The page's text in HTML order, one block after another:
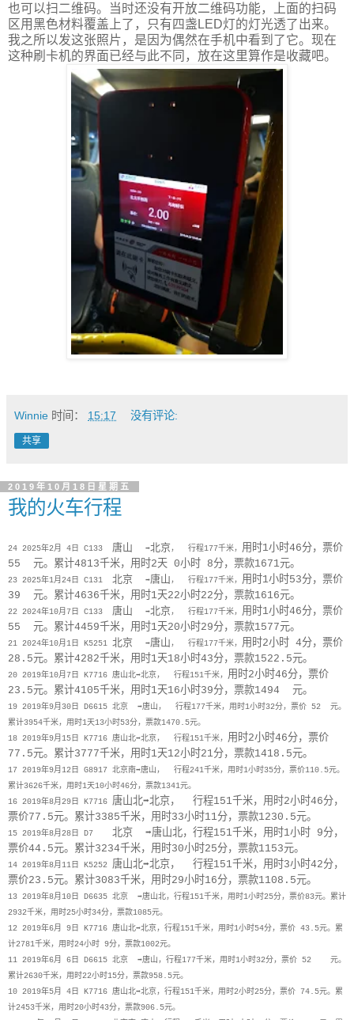
也可以扫二维码。当时还没有开放二维码功能，上面的扫码
区用黑色材料覆盖上了，只有四盏LED灯的灯光透了出来。
我之所以发这张照片，是因为偶然在手机中看到了它。现在
这种刷卡机的界面已经与此不同，放在这里算作是收藏吧。
Winnie 时间： 15:17 没有评论:
共享
2019年10月18日星期五
我的火车行程
24 2025年2月 4日 C133 唐山 ➡北京， 行程177千米， 用时1小时46分，票价
55 元。累计4813千米，用时2天 0小时 8分，票款1671元。
23 2025年1月24日 C131 北京 ➡唐山， 行程177千米， 用时1小时53分，票价
39 元。累计4636千米，用时1天22小时22分，票款1616元。
22 2024年10月7日 C133 唐山 ➡北京， 行程177千米， 用时1小时46分，票价
55 元。累计4459千米，用时1天20小时29分，票款1577元。
21 2024年10月1日 K5251 北京 ➡唐山， 行程177千米， 用时2小时 4分，票价
28.5元。累计4282千米，用时1天18小时43分，票款1522.5元。
20 2019年10月7日 K7716 唐山北➡北京， 行程151千米， 用时2小时46分，票价
23.5元。累计4105千米，用时1天16小时39分，票款1494 元。
19 2019年9月30日 D6615 北京 ➡唐山， 行程177千米，用时1小时32分，票价 52 元。
累计3954千米，用时1天13小时53分，票款1470.5元。
18 2019年9月15日 K7716 唐山北➡北京， 行程151千米， 用时2小时46分，票价
77.5元。累计3777千米，用时1天12小时21分，票款1418.5元。
17 2019年9月12日 G8917 北京南➡唐山， 行程241千米，用时1小时35分，票价110.5元。
累计3626千米，用时1天10小时46分，票款1341元。
16 2019年8月29日 K7716 唐山北➡北京， 行程151千米，用时2小时46分，
票价77.5元。累计3385千米，用时33小时11分，票款1230.5元。
15 2019年8月28日 D7 北京 ➡唐山北，行程151千米，用时1小时 9分，
票价44.5元。累计3234千米，用时30小时25分，票款1153元。
14 2019年8月11日 K5252 唐山北➡北京， 行程151千米，用时3小时42分，
票价23.5元。累计3083千米，用时29小时16分，票款1108.5元。
13 2019年8月10日 D6635 北京 ➡唐山北，行程151千米，用时1小时25分，票价83元。累计
2932千米，用时25小时34分，票款1085元。
12 2019年6月 9日 K7716 唐山北➡北京，行程151千米，用时1小时54分，票价 43.5元。累
计2781千米，用时24小时 9分，票款1002元。
11 2019年6月 6日 D6615 北京 ➡唐山，行程177千米，用时1小时32分，票价 52 元。
累计2630千米，用时22小时15分，票款958.5元。
10 2019年5月 4日 K7716 唐山北➡北京，行程151千米，用时2小时25分，票价 74.5元。累
计2453千米，用时20小时43分，票款906.5元。